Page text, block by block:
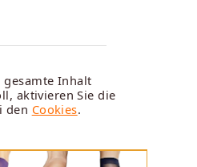
Inhalt
aktivieren Sie die
den Cookies.